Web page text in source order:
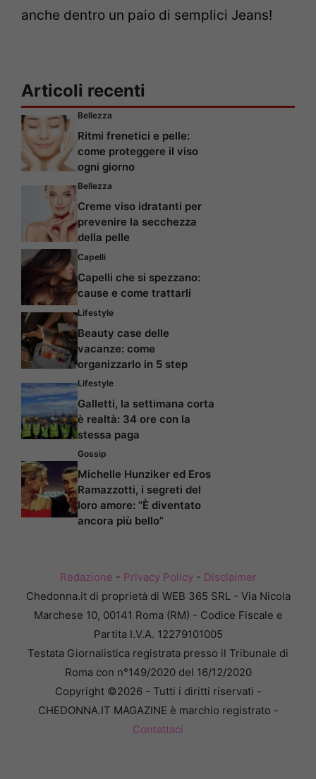
anche dentro un paio di semplici Jeans!
Articoli recenti
Bellezza
Ritmi frenetici e pelle:
come proteggere il viso
ogni giorno
Bellezza
Creme viso idratanti per
prevenire la secchezza
della pelle
Capelli
Capelli che si spezzano:
cause e come trattarli
Lifestyle
Beauty case delle
vacanze: come
organizzarlo in 5 step
Lifestyle
Galletti, la settimana corta
è realtà: 34 ore con la
stessa paga
Gossip
Michelle Hunziker ed Eros
Ramazzotti, i segreti del
loro amore: “È diventato
ancora più bello”
Redazione - Privacy Policy- Disclaimer
Chedonna.it di proprietà di WEB 365 SRL - Via Nicola
Marchese 10, 00141 Roma (RM) - Codice Fiscale e
Partita I.V.A. 12279101005
Testata Giornalistica registrata presso il Tribunale di
Roma con n°149/2020 del 16/12/2020
Copyright ©2026 - Tutti i diritti riservati -
CHEDONNA.IT MAGAZINE è marchio registrato -
Contattaci